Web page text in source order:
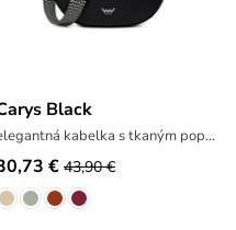
Black
elegantná kabelka s tkaným popruhom
€ 43,90 €